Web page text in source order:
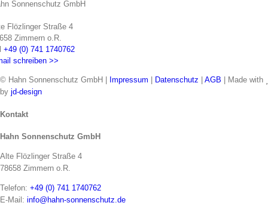
Sonnenschutz GmbH
Flözlinger Straße 4
Zimmern o.R.
+49 (0) 741 1740762
schreiben >>
© Hahn Sonnenschutz GmbH | Impressum Datenschutz AGB | Made with
by jd-design
Toggle
Bar
Kontakt
Hahn Sonnenschutz GmbH
Alte Flözlinger Straße 4
78658 Zimmern o.R.
Telefon: +49 (0) 741 1740762
E-Mail: info@hahn-sonnenschutz.de